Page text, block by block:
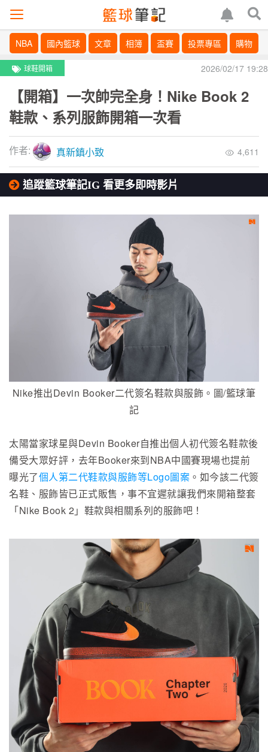
NBA 國內籃球 文章 相簿 盃賽 投票專區 購物
球鞋開箱 2026/02/17 19:28
【開箱】一次帥完全身！Nike Book 2
鞋款、系列服飾開箱一次看
作者: 真新鎮小致 4,611
追蹤籃球筆記IG 看更多即時影片
Nike推出Devin Booker二代簽名鞋款與服飾。圖/籃球筆
記
太陽當家球星與Devin Booker自推出個人初代簽名鞋款後
備受大眾好評，去年Booker來到NBA中國賽現場也提前
曝光了個人第二代鞋款與服飾等Logo圖案 。如今該二代簽
名鞋、服飾皆已正式販售，事不宜遲就讓我們來開箱整套
「Nike Book 2」鞋款與相關系列的服飾吧！